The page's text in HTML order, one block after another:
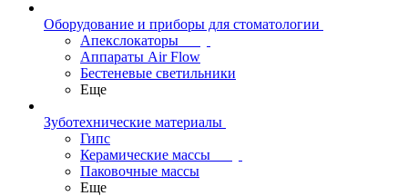
Оборудование и приборы для стоматологии
Апекслокаторы
Аппараты Air Flow
Бестеневые светильники
Еще
Зуботехнические материалы
Гипс
Керамические массы
Паковочные массы
Еще